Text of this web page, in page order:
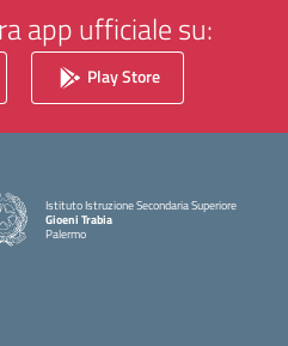
app ufficiale su:
Play Store
Istituto Istruzione Secondaria Superiore
Gioeni Trabia
Palermo